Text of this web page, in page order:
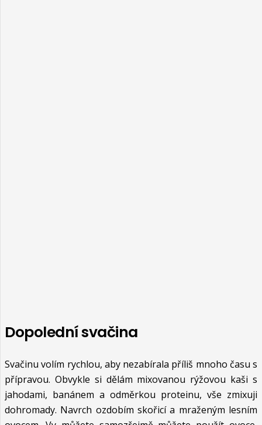
Dopolední svačina
Svačinu volím rychlou, aby nezabírala příliš mnoho času s
přípravou. Obvykle si dělám mixovanou rýžovou kaši s
jahodami, banánem a odměrkou proteinu, vše zmixuji
dohromady. Navrch ozdobím skořicí a mraženým lesním